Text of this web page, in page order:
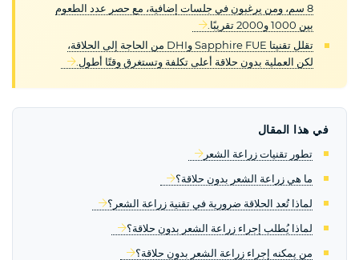
8 سم، ومن يرغبون في جلسات إضافية، مع حصر عدد الطعوم
بين 1000 و2000 تقريبًا.
تقلل تقنيتا Sapphire FUE وDHI من الحاجة إلى الحلاقة،
لكن العملية بدون حلاقة أعلى تكلفة وتستغرق وقتًا أطول.
في هذا المقال
تطور تقنيات زراعة الشعر
ما هي زراعة الشعر بدون حلاقة؟
لماذا تُعد الحلاقة ضرورية في تقنية زراعة الشعر؟
لماذا يُطلب إجراء زراعة الشعر بدون حلاقة؟
من يمكنه إجراء زراعة الشعر بدون حلاقة؟